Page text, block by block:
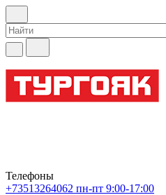
Телефоны
+73513264062 пн-пт 9:00-17:00